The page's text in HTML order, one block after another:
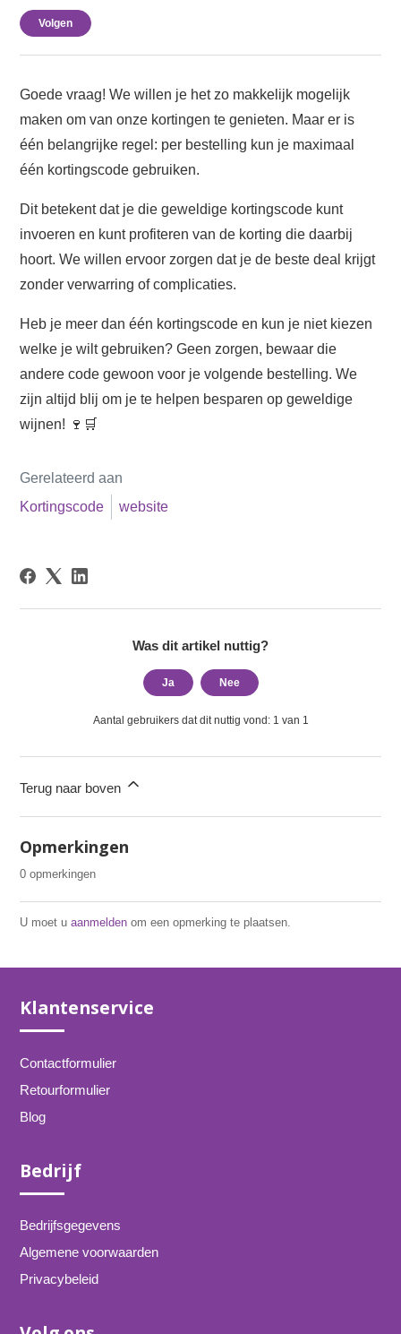
Volgen
Goede vraag! We willen je het zo makkelijk mogelijk
maken om van onze kortingen te genieten. Maar er is
één belangrijke regel: per bestelling kun je maximaal
één kortingscode gebruiken.
Dit betekent dat je die geweldige kortingscode kunt
invoeren en kunt profiteren van de korting die daarbij
hoort. We willen ervoor zorgen dat je de beste deal krijgt
zonder verwarring of complicaties.
Heb je meer dan één kortingscode en kun je niet kiezen
welke je wilt gebruiken? Geen zorgen, bewaar die
andere code gewoon voor je volgende bestelling. We
zijn altijd blij om je te helpen besparen op geweldige
wijnen! 🍷🛒
Gerelateerd aan
Kortingscode
website
Was dit artikel nuttig?
Ja Nee
Aantal gebruikers dat dit nuttig vond: 1 van 1
Terug naar boven
Opmerkingen
0 opmerkingen
U moet uaanmelden om een opmerking te plaatsen.
Klantenservice
Contactformulier
Retourformulier
Blog
Bedrijf
Bedrijfsgegevens
Algemene voorwaarden
Privacybeleid